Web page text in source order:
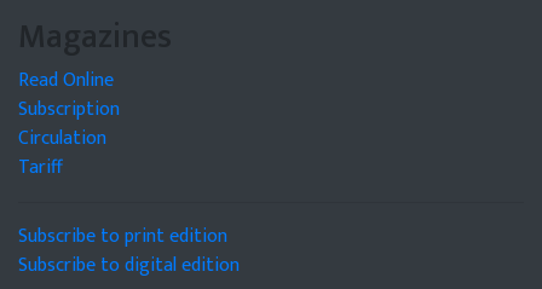
Magazines
Read Online
Subscription
Circulation
Tariff
Subscribe to print edition
Subscribe to digital edition